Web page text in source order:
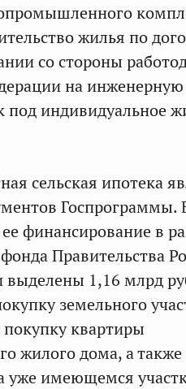
жилья по
со стороны
на инженерную
под индивидуальное
сельская ипотека
Госпрограммы.
финансирование в
Правительства
выделены 1,16 млрд
земельного
квартиры
жилого дома, а также
уже имеющемся